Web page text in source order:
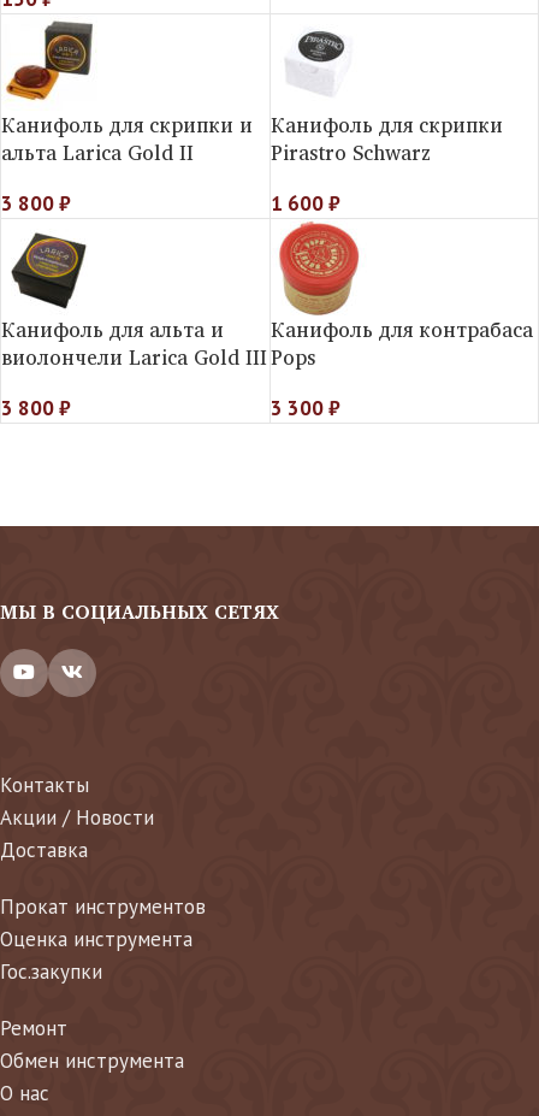
Канифоль для скрипки и
альта Larica Gold II
3 800₽
Канифоль для скрипки
Pirastro Schwarz
1 600₽
Канифоль для альта и
виолончели Larica Gold III
3 800₽
Канифоль для контрабаса
Pops
3 300₽
МЫ В СОЦИАЛЬНЫХ СЕТЯХ
Контакты
Акции / Новости
Доставка
Прокат инструментов
Оценка инструмента
Гос.закупки
Ремонт
Обмен инструмента
О нас